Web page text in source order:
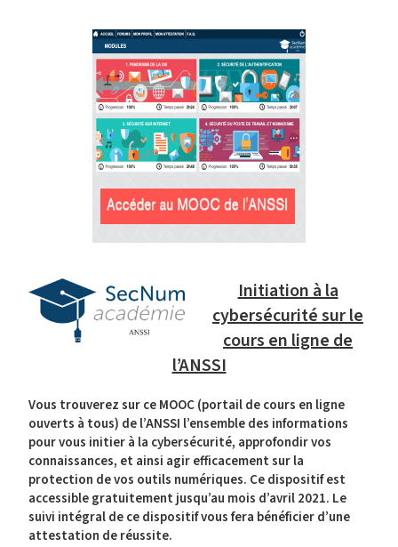
Initiation à la
cybersécurité sur le
cours en ligne de
l’ANSSI
Vous trouverez sur ce MOOC (portail de cours en ligne
ouverts à tous) de l’ANSSI l’ensemble des informations
pour vous initier à la cybersécurité, approfondir vos
connaissances, et ainsi agir efficacement sur la
protection de vos outils numériques. Ce dispositif est
accessible gratuitement jusqu’au mois d’avril 2021. Le
suivi intégral de ce dispositif vous fera bénéficier d’une
attestation de réussite.